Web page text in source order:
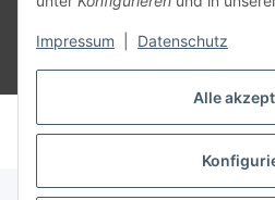
Alle
Impressum Datenschutz
* Alle Preise inkl. gesetzlicher USt., zzgl.
©
Powered by